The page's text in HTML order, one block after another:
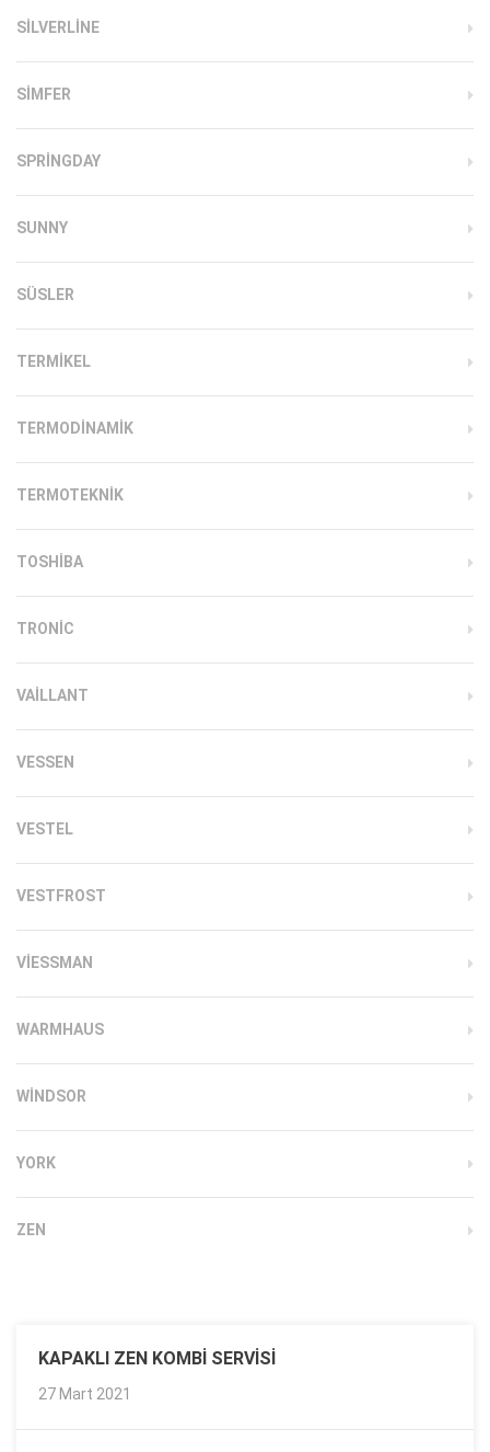
SILVERLINE
SIMFER
SPRINGDAY
SUNNY
SÜSLER
TERMIKEL
TERMODINAMIK
TERMOTEKNIK
TOSHIBA
TRONIC
VAILLANT
VESSEN
VESTEL
VESTFROST
VIESSMAN
WARMHAUS
WINDSOR
YORK
ZEN
KAPAKLI ZEN KOMBI SERVISI
27 Mart 2021